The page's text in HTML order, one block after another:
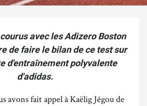
avec les Adizero Boston
de faire le bilan de ce test sur
d'entraînement polyvalente
d'adidas.
avons fait appel à Kaëlig Jégou de